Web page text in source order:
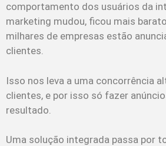
comportamento dos usuários da
marketing mudou, ficou mais
milhares de empresas estão
clientes.
Isso nos leva a uma concorrência
clientes, e por isso só fazer
resultado.
Uma solução integrada passa por